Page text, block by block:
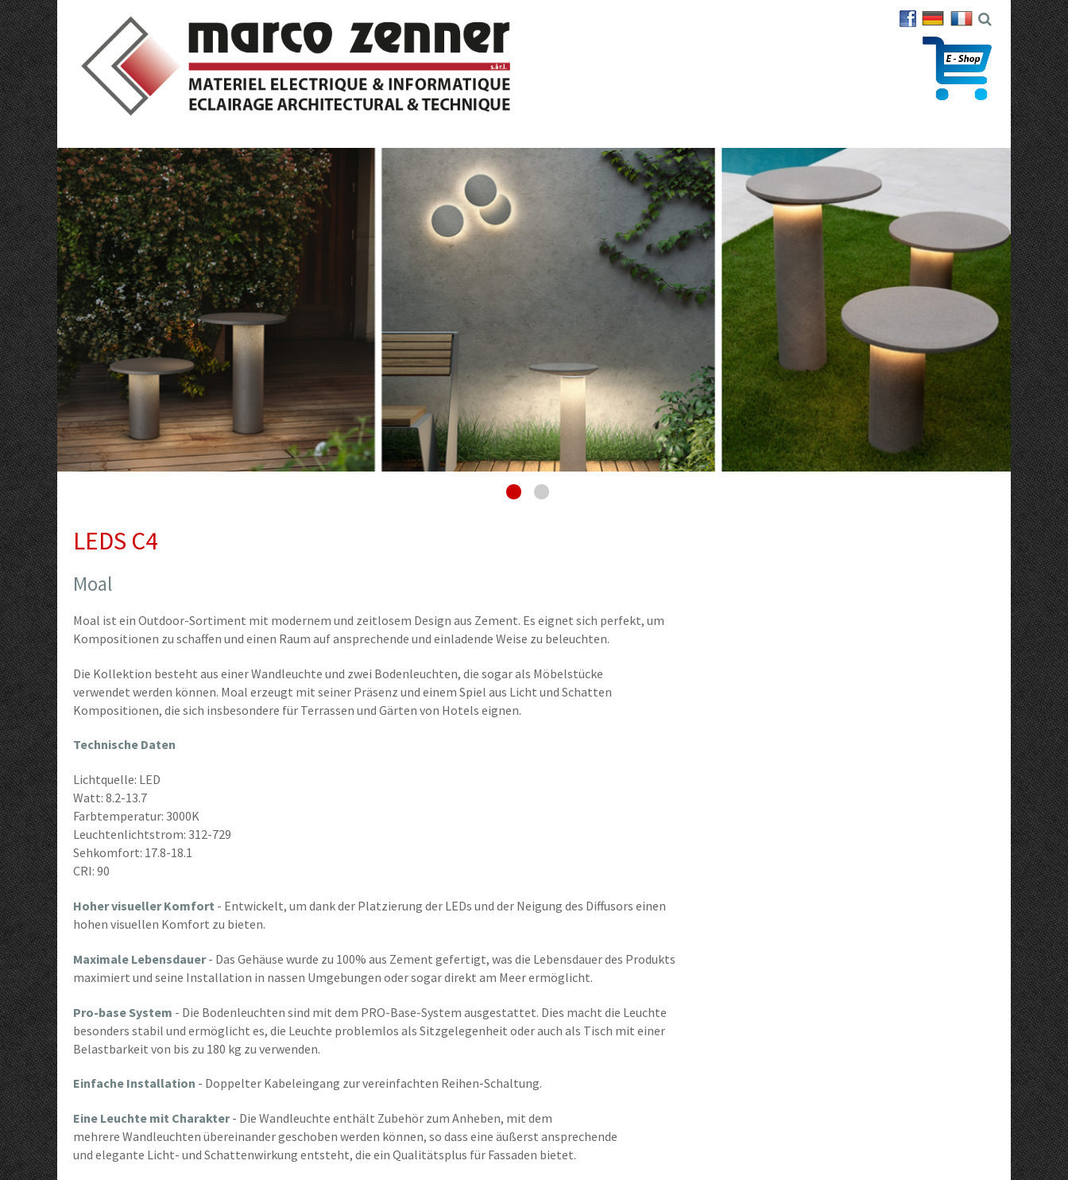
LEDS C4
Moal
Moal ist ein Outdoor-Sortiment mit modernem und zeitlosem Design aus Zement. Es eignet sich perfekt, um
Kompositionen zu schaffen und einen Raum auf ansprechende und einladende Weise zu beleuchten.
Die Kollektion besteht aus einer Wandleuchte und zwei Bodenleuchten, die sogar als Möbelstücke
verwendet werden können. Moal erzeugt mit seiner Präsenz und einem Spiel aus Licht und Schatten
Kompositionen, die sich insbesondere für Terrassen und Gärten von Hotels eignen.
Technische Daten
Lichtquelle: LED
Watt: 8.2-13.7
Farbtemperatur: 3000K
Leuchtenlichtstrom: 312-729
Sehkomfort: 17.8-18.1
CRI: 90
Hoher visueller Komfort - Entwickelt, um dank der Platzierung der LEDs und der Neigung des Diffusors einen
hohen visuellen Komfort zu bieten.
Maximale Lebensdauer- Das Gehäuse wurde zu 100% aus Zement gefertigt, was die Lebensdauer des Produkts
maximiert und seine Installation in nassen Umgebungen oder sogar direkt am Meer ermöglicht.
Pro-base System - Die Bodenleuchten sind mit dem PRO-Base-System ausgestattet. Dies macht die Leuchte
besonders stabil und ermöglicht es, die Leuchte problemlos als Sitzgelegenheit oder auch als Tisch mit einer
Belastbarkeit von bis zu 180 kg zu verwenden.
Einfache Installation - Doppelter Kabeleingang zur vereinfachten Reihen-Schaltung.
Eine Leuchte mit Charakter- Die Wandleuchte enthält Zubehör zum Anheben, mit dem
mehrere Wandleuchten übereinander geschoben werden können, so dass eine äußerst ansprechende
und elegante Licht- und Schattenwirkung entsteht, die ein Qualitätsplus für Fassaden bietet.